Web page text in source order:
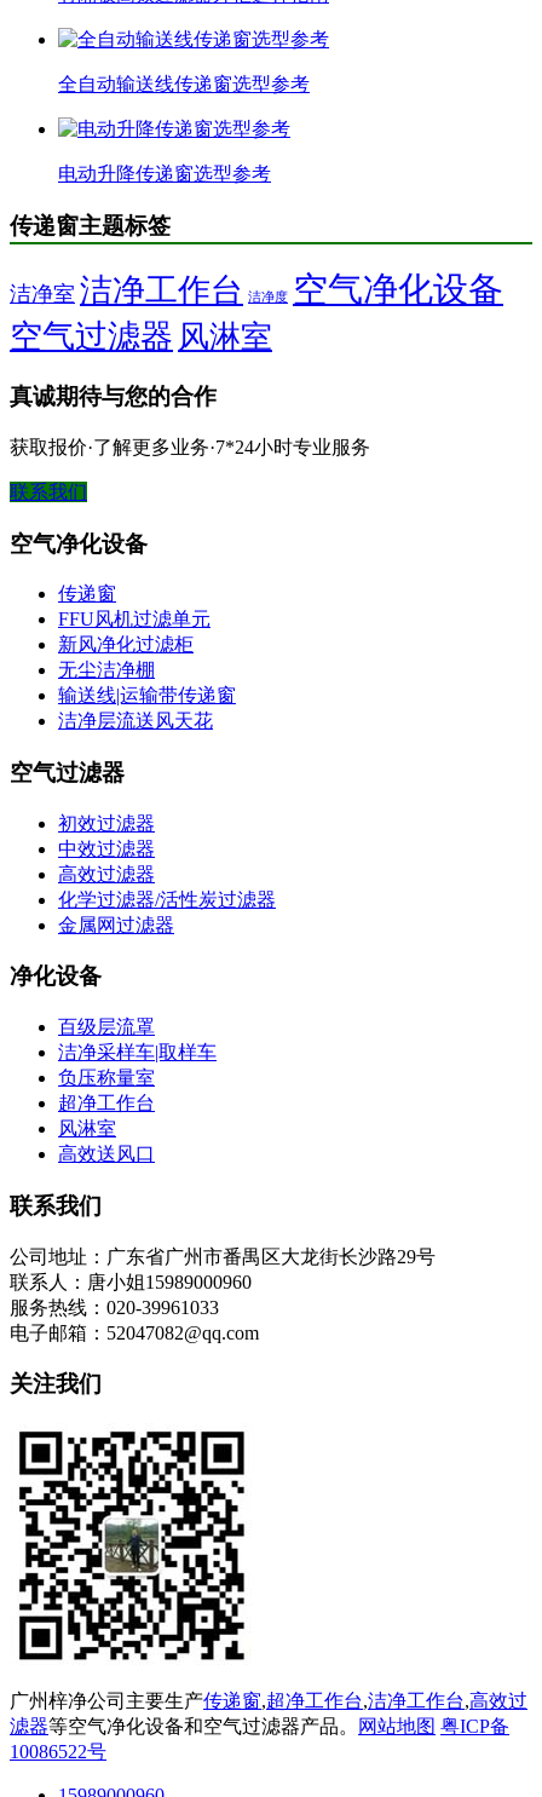
全自动输送线传递窗选型参考
电动升降传递窗选型参考
传递窗主题标签
洁净室 洁净工作台 洁净度 空气净化设备
空气过滤器 风淋室
真诚期待与您的合作
获取报价·了解更多业务·7*24小时专业服务
联系我们
空气净化设备
传递窗
FFU风机过滤单元
新风净化过滤柜
无尘洁净棚
输送线|运输带传递窗
洁净层流送风天花
空气过滤器
初效过滤器
中效过滤器
高效过滤器
化学过滤器/活性炭过滤器
金属网过滤器
净化设备
百级层流罩
洁净采样车|取样车
负压称量室
超净工作台
风淋室
高效送风口
联系我们
公司地址：广东省广州市番禺区大龙街长沙路29号
联系人：唐小姐15989000960
服务热线：020-39961033
电子邮箱：52047082@qq.com
关注我们
广州梓净公司主要生产传递窗,超净工作台,洁净工作台,高效过
滤器等空气净化设备和空气过滤器产品。 网站地图 粤ICP备
10086522号